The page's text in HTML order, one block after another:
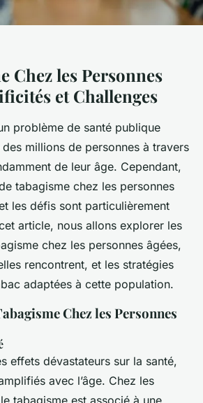
Chez les Personnes
et Challenges
problème de santé publique
millions de personnes à travers
de leur âge. Cependant,
tabagisme chez les personnes
les défis sont particulièrement
article, nous allons explorer les
chez les personnes âgées,
rencontrent, et les stratégies
adaptées à cette population.
Chez les Personnes
effets dévastateurs sur la santé,
avec l’âge. Chez les
tabagisme est associé à une